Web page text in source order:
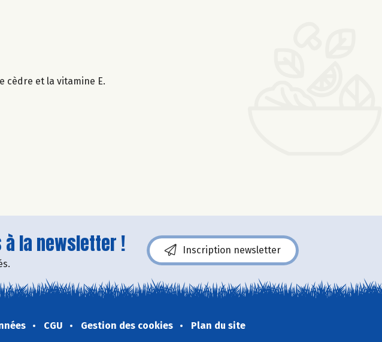
cèdre et la vitamine E.
la newsletter ! Inscription newsletter
CGU Gestion des cookies Plan du site